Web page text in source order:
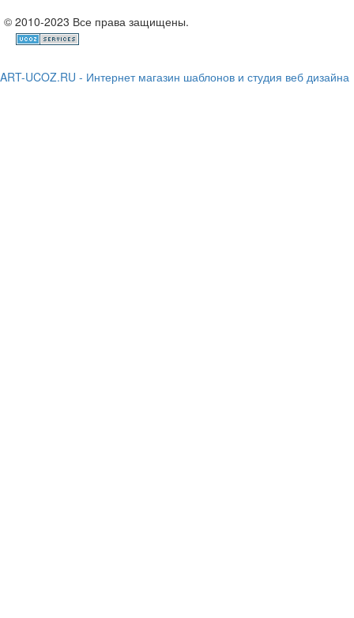
© 2010-2023 Все права защищены.
ART-UCOZ.RU - Интернет магазин шаблонов и студия веб дизайна